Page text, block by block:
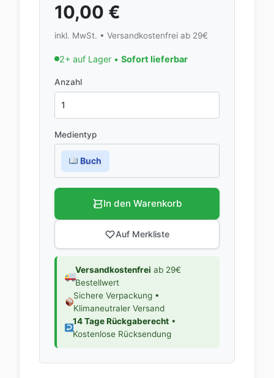
10,00 €
inkl. MwSt. • Versandkostenfrei ab 29€
2+ auf Lager • Sofort lieferbar
Anzahl
Medientyp
Buch
In den Warenkorb
Auf Merkliste
Versandkostenfrei ab 29€
Bestellwert
Sichere Verpackung •
Klimaneutraler Versand
14 Tage Rückgaberecht•
Kostenlose Rücksendung